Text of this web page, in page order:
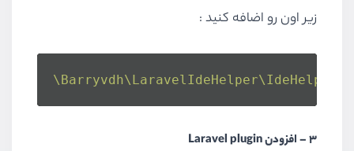
زیر اون رو اضافه کنید :
3 – افزودن Laravel plugin